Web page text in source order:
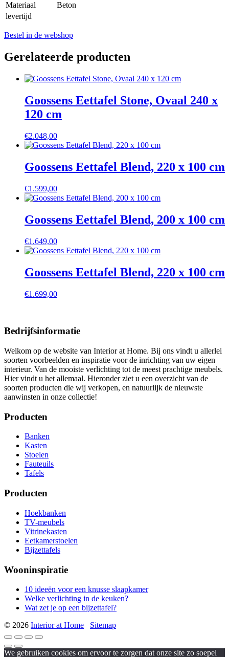
Materiaal
Beton
levertijd
Bestel in de webshop
Gerelateerde producten
Goossens Eettafel Stone, Ovaal 240 x
120 cm
€2.048,00
Goossens Eettafel Blend, 220 x 100 cm
€1.599,00
Goossens Eettafel Blend, 200 x 100 cm
€1.649,00
Goossens Eettafel Blend, 220 x 100 cm
€1.699,00
Bedrijfsinformatie
Welkom op de website van Interior at Home. Bij ons vindt u allerlei
soorten voorbeelden en inspiratie voor de inrichting van uw eigen
interieur. Van de mooiste verlichting tot de meest prachtige meubels.
Hier vindt u het allemaal. Hieronder ziet u een overzicht van de
soorten producten die wij verkopen, en natuurlijk de nieuwste
aanwinsten in onze collectie!
Producten
Banken
Kasten
Stoelen
Fauteuils
Tafels
Producten
Hoekbanken
TV-meubels
Vitrinekasten
Eetkamerstoelen
Bijzettafels
Wooninspiratie
10 ideeën voor een knusse slaapkamer
Welke verlichting in de keuken?
Wat zet je op een bijzettafel?
© 2026 Interior at Home Sitemap
We gebruiken cookies om ervoor te zorgen dat onze site zo soepel